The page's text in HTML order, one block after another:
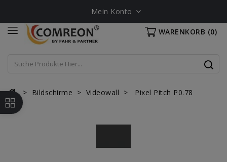
Mein Konto
WARENKORB (0)
Bildschirme Videowall Pixel Pitch P0.78